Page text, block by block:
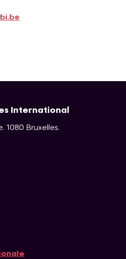
International
. 1080 Bruxelles.
principale